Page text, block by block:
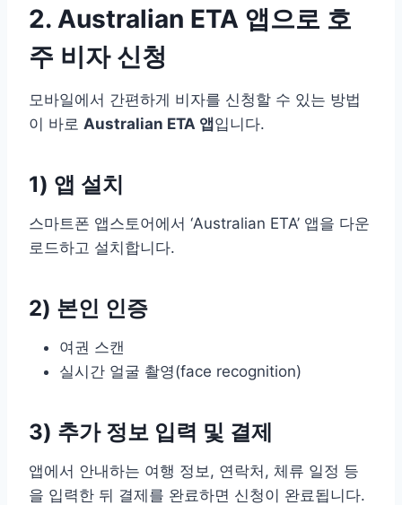
2. Australian ETA 앱으로 호
주 비자 신청
모바일에서 간편하게 비자를 신청할 수 있는 방법
이 바로 Australian ETA 앱입니다.
1) 앱 설치
스마트폰 앱스토어에서 ‘Australian ETA’ 앱을 다운
로드하고 설치합니다.
2) 본인 인증
여권 스캔
실시간 얼굴 촬영(face recognition)
3) 추가 정보 입력 및 결제
앱에서 안내하는 여행 정보, 연락처, 체류 일정 등
을 입력한 뒤 결제를 완료하면 신청이 완료됩니다.